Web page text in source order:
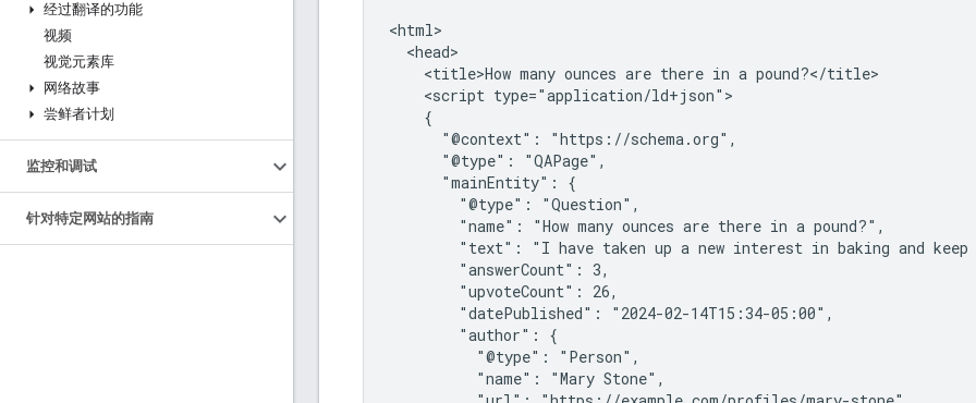
经过翻译的功能
视频
视觉元素库
网络故事
尝鲜者计划
监控和调试
针对特定网站的指南
<html>
  <head>
    <title>How many ounces are there in a pound?</title>
    <script type="application/ld+json">
    {
      "@context": "https://schema.org",
      "@type": "QAPage",
      "mainEntity": {
        "@type": "Question",
        "name": "How many ounces are there in a pound?",
"text": "I have taken up a new interest in baking and
        "answerCount": 3,
        "upvoteCount": 26,
        "datePublished": "2024-02-14T15:34-05:00",
        "author": {
          "@type": "Person",
          "name": "Mary Stone",